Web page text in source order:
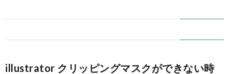
illustrator クリッピングマスクができない時